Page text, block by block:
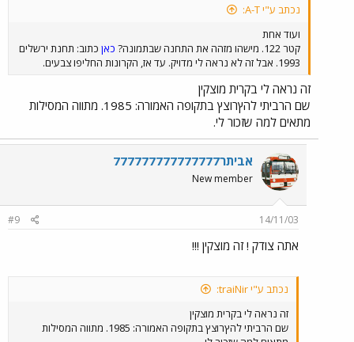
נכתב ע"י A-T:
ועוד אחת
קטר 122. מישהו מזהה את התחנה שבתמונה?
כאן כתוב: תחנת ירשלים
1993. אבל זה לא נראה לי מדויק. עד אז, הקרונות החליפו צבעים.
זה נראה לי בקרית מוצקין
שם הרביתי להץרוצץ בתקופה האמורה: 1985. מתווה המסילות
מתאים למה שזכור לי.
אביתר777777777777777
New member
14/11/03
#9
אתה צודק ! זה מוצקין !!!
נכתב ע"י traiNir:
זה נראה לי בקרית מוצקין
שם הרביתי להץרוצץ בתקופה האמורה: 1985. מתווה המסילות